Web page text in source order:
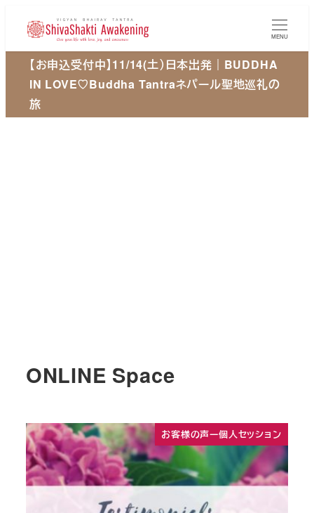
ン
MENU
【お申込受付中】11/14(土）日本出発｜BUDDHA
IN LOVE♡Buddha Tantraネパール聖地巡礼の
旅
ONLINE Space
お客様の声ー個人セッション